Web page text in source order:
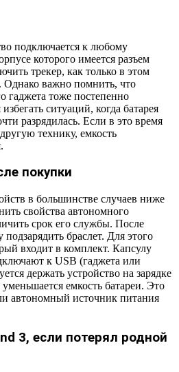
подключается к любому
которого имеется разъем
трекер, как только в этом
Однако важно помнить, что
гаджета тоже постепенно
ситуаций, когда батарея
разрядилась. Если в это время
технику, емкость
покупки
в большинстве случаев ниже
свойства автономного
срок его службы. После
браслет. Для этого
входит в комплект. Капсулу
к USB (гаджета или
держать устройство на зарядке
емкость батареи. Это
автономный источник питания
3, если потерял родной